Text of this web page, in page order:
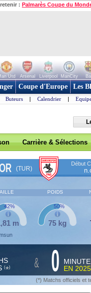
: Palmarès Coupe du
Utd Arsenal Liverpool ManCity
Coupe d'Europe Les
Buteurs | Calendrier |
Carrière & Sélections
(TUR)
Début
POIDS
m
42%
75 kg
50%
(*) & 0
EN
(*) Matchs officiels et